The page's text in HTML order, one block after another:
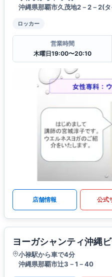
沖縄県那覇市久茂地2－2－2(
ロッカー
営業時間
木曜日19:00〜20:10
店舗情報 公式
ヨーガシャンティ沖縄
小禄駅から車で4分
沖縄県那覇市辻3－1－40